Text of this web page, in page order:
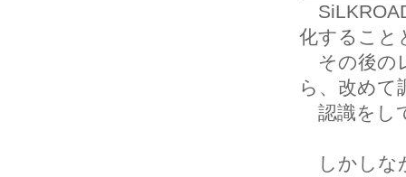
化すること
その後の
ら、改めて
認識をし
しかしな